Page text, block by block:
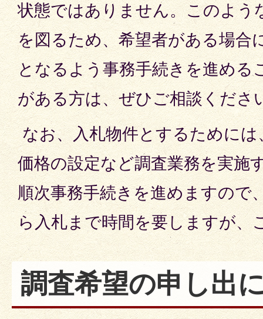
状態ではありません。このよう
を図るため、希望者がある場合
となるよう事務手続きを進める
がある方は、ぜひご相談くださ
なお、入札物件とするためには
価格の設定など調査業務を実施
順次事務手続きを進めますので
ら入札まで時間を要しますが、
調査希望の申し出